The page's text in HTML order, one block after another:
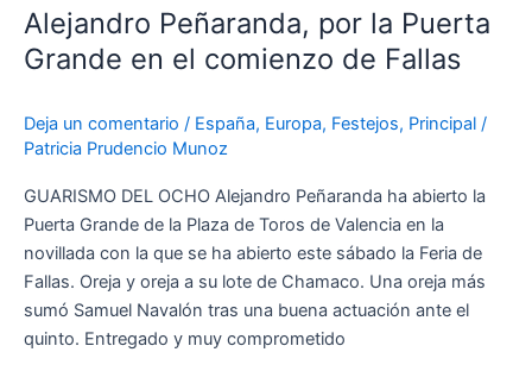
Alejandro Peñaranda, por la Puerta
Grande en el comienzo de Fallas
Deja un comentario / España, Europa, Festejos, Principal /
Patricia Prudencio Munoz
GUARISMO DEL OCHO Alejandro Peñaranda ha abierto la
Puerta Grande de la Plaza de Toros de Valencia en la
novillada con la que se ha abierto este sábado la Feria de
Fallas. Oreja y oreja a su lote de Chamaco. Una oreja más
sumó Samuel Navalón tras una buena actuación ante el
quinto. Entregado y muy comprometido
por
la
en
comienzo
de
Fallas